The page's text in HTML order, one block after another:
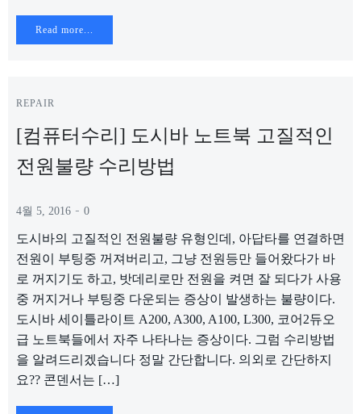
Read more...
REPAIR
[컴퓨터수리] 도시바 노트북 고질적인
전원불량 수리방법
4월 5, 2016 - 0
도시바의 고질적인 전원불량 유형인데, 아답타를 연결하면
전원이 부팅중 꺼져버리고, 그냥 전원등만 들어왔다가 바
로 꺼지기도 하고, 밧데리로만 전원을 켜면 잘 되다가 사용
중 꺼지거나 부팅중 다운되는 증상이 발생하는 불량이다.
도시바 세이틀라이트 A200, A300, A100, L300, 코어2듀오
급 노트북들에서 자주 나타나는 증상이다. 그럼 수리방법
을 알려드리겠습니다 정말 간단합니다. 의외로 간단하지
요?? 콘덴서는 […]